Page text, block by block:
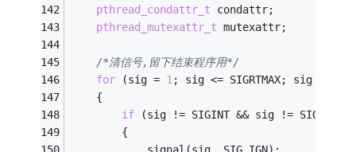
pthread_condattr_t condattr;
pthread_mutexattr_t mutexattr;
/*清信号,留下结束程序用*/
for (sig = 1; sig <= SIGRTMAX; sig ++)
	{
if (sig != SIGINT && sig != SIGUSR2)
		{